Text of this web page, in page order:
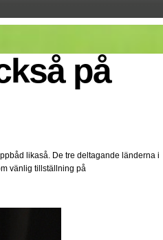
på
likaså. De tre deltagande länderna i
vänlig tillställning på